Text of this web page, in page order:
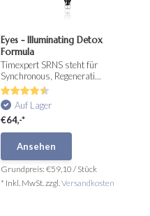
Eyes - Illuminating Detox
Formula
Timexpert SRNS steht für
Synchronous, Regenerati...
Auf Lager
€64,-*
Ansehen
Grundpreis: €59,10 / Stück
* Inkl. MwSt. zzgl.Versandkosten